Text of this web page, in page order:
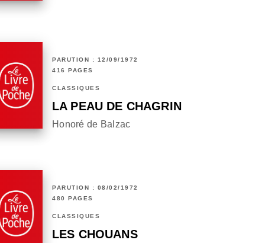
PARUTION : 12/09/1972
416 PAGES
CLASSIQUES
LA PEAU DE CHAGRIN
Honoré de Balzac
PARUTION : 08/02/1972
480 PAGES
CLASSIQUES
LES CHOUANS